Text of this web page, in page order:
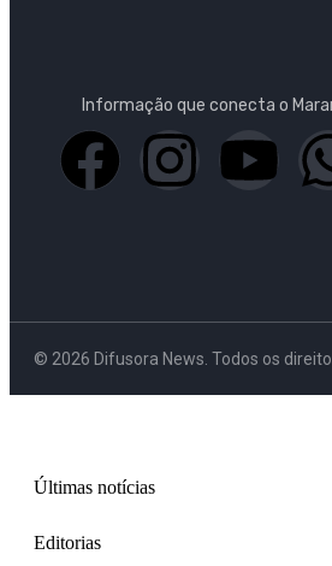
Informação que conecta o
© 2026 Difusora News. Todos os
Últimas notícias
Editorias